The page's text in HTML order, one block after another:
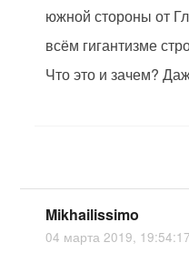
южной стороны от
всём гигантизме
Что это и зачем?
Mikhailissimo
04 марта 2019, 19:54:17